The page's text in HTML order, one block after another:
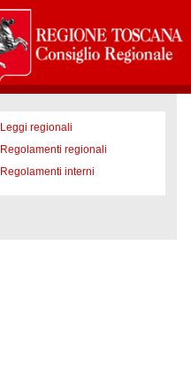
Leggi regionali
Regolamenti regionali
Regolamenti interni